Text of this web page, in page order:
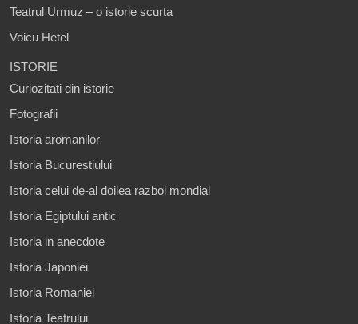
Teatrul Urmuz – o istorie scurta
Voicu Hetel
ISTORIE
Curiozitati din istorie
Fotografii
Istoria aromanilor
Istoria Bucurestiului
Istoria celui de-al doilea razboi mondial
Istoria Egiptului antic
Istoria in anecdote
Istoria Japoniei
Istoria Romaniei
Istoria Teatrului